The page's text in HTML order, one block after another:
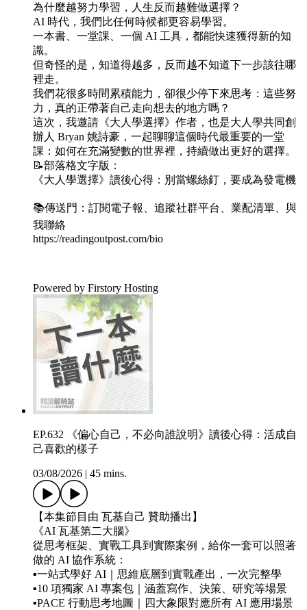
為什麼越努力學習，人生反而越難做選擇？
AI 時代，我們比任何時候都更容易學習。
一本書、一堂課、一個 AI 工具，都能快速獲得新的知
識。
但奇怪的是，知道得越多，反而越不知道下一步該往哪
裡走。
我們花很多時間累積能力，卻很少停下來思考：這些努
力，真的正帶著自己走向想去的地方嗎？
這次，我邀請《大人學選擇》作者，也是大人學共同創
辦人 Bryan 姚詩豪，一起聊聊這個時代最重要的一堂
課：如何在充滿變數的世界裡，持續做出更好的選擇。
📝部落格文字版：
《大人學選擇》讀後心得：別當螺絲釘，要成為發電機
📚傳送門：訂閱電子報、追蹤社群平台、業配清單、與
我聯絡
https://readingoutpost.com/bio
Powered by Firstory Hosting
EP.632 《偏心自己，不必向誰說明》讀後心得：活成自
己喜歡的樣子
03/08/2026 45 mins.
【本集節目由 瓦基自己 贊助播出】
《AI 瓦基第二大腦》
從思考框架、實戰工具到實際案例，給你一套可以照著
做的 AI 協作系統：
▪️一站式學好 AI｜思維底層到實戰產出，一次完整學
▪️10 項獨家 AI 專案包｜涵蓋寫作、決策、研究等場景
▪️PACE 行動思考地圖｜四大象限對應所有 AI 應用場景